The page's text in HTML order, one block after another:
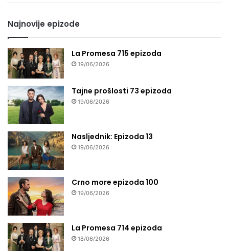
seriju
Najnovije epizode
La Promesa 715 epizoda
19/06/2026
Tajne prošlosti 73 epizoda
19/06/2026
Nasljednik: Epizoda 13
19/06/2026
Crno more epizoda 100
19/06/2026
La Promesa 714 epizoda
18/06/2026